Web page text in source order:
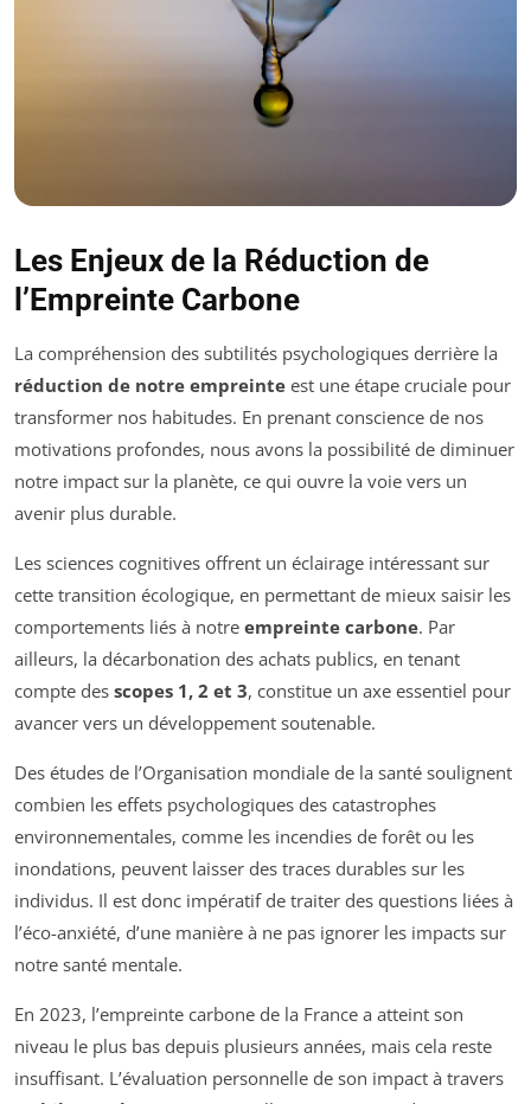
Les Enjeux de la Réduction de
l’Empreinte Carbone
La compréhension des subtilités psychologiques derrière la
réduction de notre empreinte est une étape cruciale pour
transformer nos habitudes. En prenant conscience de nos
motivations profondes, nous avons la possibilité de diminuer
notre impact sur la planète, ce qui ouvre la voie vers un
avenir plus durable.
Les sciences cognitives offrent un éclairage intéressant sur
cette transition écologique, en permettant de mieux saisir les
comportements liés à notre empreinte carbone. Par
ailleurs, la décarbonation des achats publics, en tenant
compte des scopes 1, 2 et 3, constitue un axe essentiel pour
avancer vers un développement soutenable.
Des études de l’Organisation mondiale de la santé soulignent
combien les effets psychologiques des catastrophes
environnementales, comme les incendies de forêt ou les
inondations, peuvent laisser des traces durables sur les
individus. Il est donc impératif de traiter des questions liées à
l’éco-anxiété, d’une manière à ne pas ignorer les impacts sur
notre santé mentale.
En 2023, l’empreinte carbone de la France a atteint son
niveau le plus bas depuis plusieurs années, mais cela reste
insuffisant. L’évaluation personnelle de son impact à travers